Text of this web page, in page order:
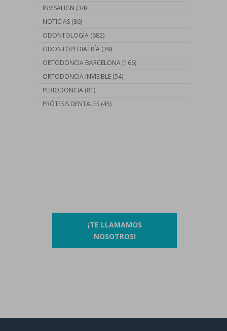
INVISALIGN (34)
NOTICIAS (86)
ODONTOLOGÍA (682)
ODONTOPEDIATRÍA (39)
ORTODONCIA BARCELONA (166)
ORTODONCIA INVISIBLE (54)
PERIODONCIA (81)
PRÓTESIS DENTALES (45)
¡TE LLAMAMOS
NOSOTROS!